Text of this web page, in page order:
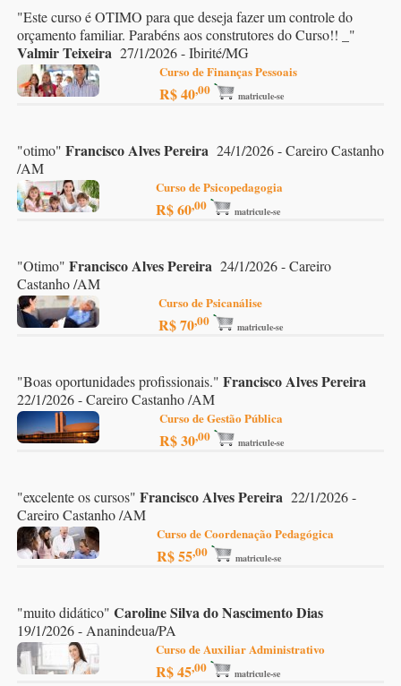
"Este curso é OTIMO para que deseja fazer um controle do
orçamento familiar. Parabéns aos construtores do Curso!! _ "
Valmir Teixeira 27/1/2026 - Ibirité/MG
Curso de Finanças Pessoais
R$ 40,00 matricule-se
"otimo" Francisco Alves Pereira 24/1/2026 - Careiro Castanho
/AM
Curso de Psicopedagogia
R$ 60,00 matricule-se
"Otimo" Francisco Alves Pereira 24/1/2026 - Careiro
Castanho /AM
Curso de Psicanálise
R$ 70,00 matricule-se
"Boas oportunidades profissionais." Francisco Alves Pereira
22/1/2026 - Careiro Castanho /AM
Curso de Gestão Pública
R$ 30,00 matricule-se
"excelente os cursos" Francisco Alves Pereira 22/1/2026 -
Careiro Castanho /AM
Curso de Coordenação Pedagógica
R$ 55,00 matricule-se
"muito didático" Caroline Silva do Nascimento Dias
19/1/2026 - Ananindeua/PA
Curso de Auxiliar Administrativo
R$ 45,00 matricule-se